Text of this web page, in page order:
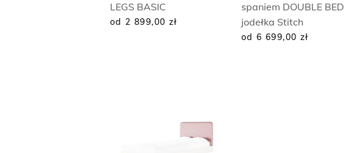
LEGS BASIC
od 2 899,00 zł
spaniem DOUBLE BED
jodełka Stitch
od 6 699,00 zł